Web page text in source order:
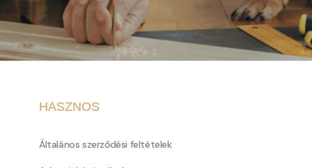
HASZNOS
Általános szerződési feltételek